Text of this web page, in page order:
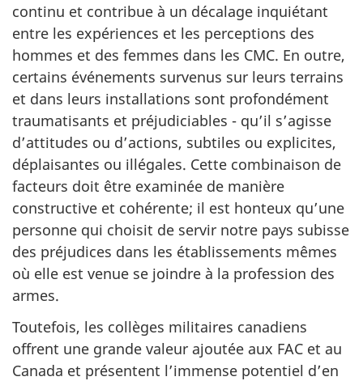
continu et contribue à un décalage inquiétant
entre les expériences et les perceptions des
hommes et des femmes dans les CMC. En outre,
certains événements survenus sur leurs terrains
et dans leurs installations sont profondément
traumatisants et préjudiciables - qu’il s’agisse
d’attitudes ou d’actions, subtiles ou explicites,
déplaisantes ou illégales. Cette combinaison de
facteurs doit être examinée de manière
constructive et cohérente; il est honteux qu’une
personne qui choisit de servir notre pays subisse
des préjudices dans les établissements mêmes
où elle est venue se joindre à la profession des
armes.
Toutefois, les collèges militaires canadiens
offrent une grande valeur ajoutée aux FAC et au
Canada et présentent l’immense potentiel d’en